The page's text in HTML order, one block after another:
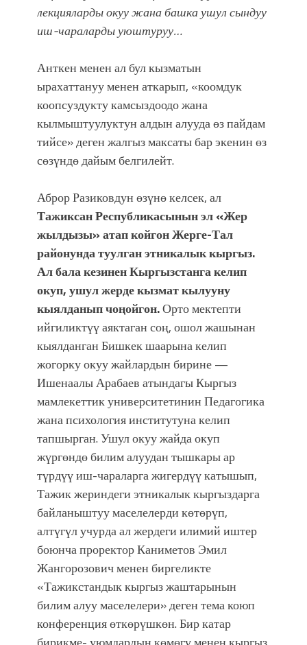
лекцияларды окуу жана башка ушул сындуу
иш-чараларды уюштуруу…
Анткен менен ал бул кызматын
ырахаттануу менен аткарып, «коомдук
коопсуздукту камсыздоодо жана
кылмыштуулуктун алдын алууда өз пайдам
тийсе» деген жалгыз максаты бар экенин өз
сөзүндө дайым белгилейт.
Аброр Разиковдун өзүнө келсек, ал
Тажиксан Республикасынын эл «Жер
жылдызы» атап койгон Жерге-Тал
районунда туулган этникалык кыргыз.
Ал бала кезинен Кыргызстанга келип
окуп, ушул жерде кызмат кылууну
кыялданып чоңойгон.Орто мектепти
ийгиликтүү аяктаган соң, ошол жашынан
кыялданган Бишкек шаарына келип
жогорку окуу жайлардын бирине —
Ишенаалы Арабаев атындагы Кыргыз
мамлекеттик университетинин Педагогика
жана психология институтуна келип
тапшырган. Ушул окуу жайда окуп
жүргөндө билим алуудан тышкары ар
түрдүү иш-чараларга жигердүү катышып,
Тажик жериндеги этникалык кыргыздарга
байланыштуу маселелерди көтөрүп,
алтүгүл учурда ал жердеги илимий иштер
боюнча проректор Каниметов Эмил
Жангорозович менен биргеликте
«Тажикстандык кыргыз жаштарынын
билим алуу маселелери» деген тема коюп
конференция өткөрүшкөн. Бир катар